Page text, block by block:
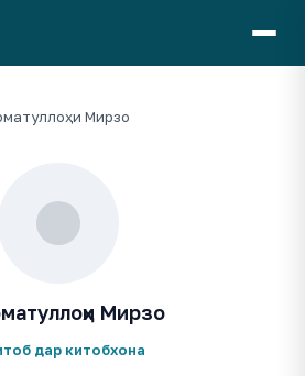
Мирзо
Мирзо
дар китобхона